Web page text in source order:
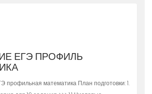
ЕГЭ ПРОФИЛЬ
профильная математика План подготовки: 1.